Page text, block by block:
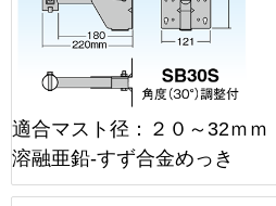
適合マスト径：２０～32ｍｍ
溶融亜鉛-すず合金めっき